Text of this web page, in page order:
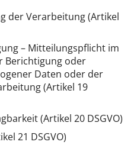
der Verarbeitung (Artikel
– Mitteilungspflicht im
Berichtigung oder
Daten oder der
(Artikel 19
(Artikel 20 DSGVO)
21 DSGVO)